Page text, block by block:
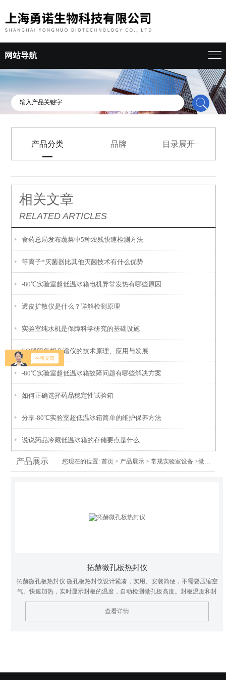
网站导航
产品分类 品牌 目录展开+
相关文章
RELATED ARTICLES
食药总局发布蔬菜中5种农残快速检测方法
等离子*灭菌器比其他灭菌技术有什么优势
-80℃实验室超低温冰箱电机异常发热有哪些原因
透皮扩散仪是什么？详解检测原理
实验室纯水机是保障科学研究的基础设施
EO残留气相色谱仪的技术原理、应用与发展
-80℃实验室超低温冰箱故障问题有哪些解决方案
如何正确选择药品稳定性试验箱
分享-80℃实验室超低温冰箱简单的维护保养方法
说说药品冷藏低温冰箱的存储要点是什么
产品展示 您现在的位置:首页 > 产品展示 >常规实验室设备 >微孔板热封仪
拓赫微孔板热封仪
拓赫微孔板热封仪 微孔板热封仪设计紧凑，实用、安装简便，不需要压缩空
气。快速加热，实时显示封板的温度，自动检测微孔板高度。封板温度和封
板时间都可设置---也是PCR仪、定量PCR仪的伴侣!
查看详情